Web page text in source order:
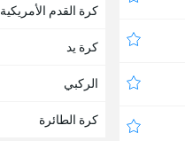
أنجولا
أندورا
أوروبا
أوروغواي
كرة القدم الأمريكية
كرة يد
الركبي
كرة الطائرة